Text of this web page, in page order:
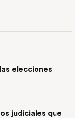
elecciones
judiciales que